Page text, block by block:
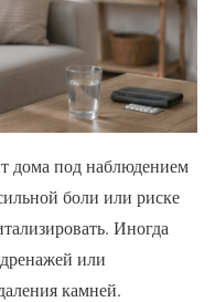
дома под наблюдением
боли или риске
Иногда
или
камней.